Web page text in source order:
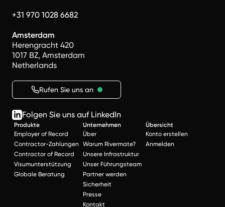
+31 970 1028 6682
Amsterdam
Herengracht 420
1017 BZ, Amsterdam
Netherlands
Rufen Sie uns an
Folgen Sie uns auf LinkedIn
Produkte
Employer of Record
Contractor-Zahlungen
Contractor of Record
Visumunterstützung
Globale Beratung
Unternehmen
Über
Warum Rivermate?
Unsere Infrastruktur
Unser Führungsteam
Partner werden
Sicherheit
Presse
Kontakt
Übersicht
Konto erstellen
Anmelden